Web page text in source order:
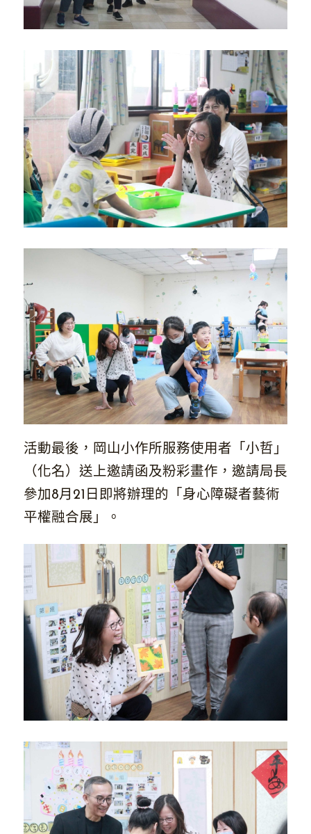
活動最後，岡山小作所服務使用者「小哲」
（化名）送上邀請函及粉彩畫作，邀請局長
參加8月21日即將辦理的「身心障礙者藝術
平權融合展」。